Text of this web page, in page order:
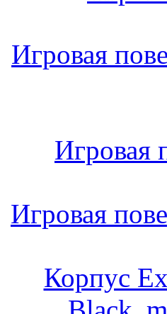
Игровая
Игровая
Игровая
Корпус